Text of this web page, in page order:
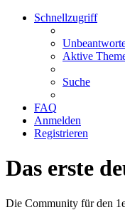
Schnellzugriff
Aktive
Suche
FAQ
Anmelden
Registrieren
Das erste
Die Community für den